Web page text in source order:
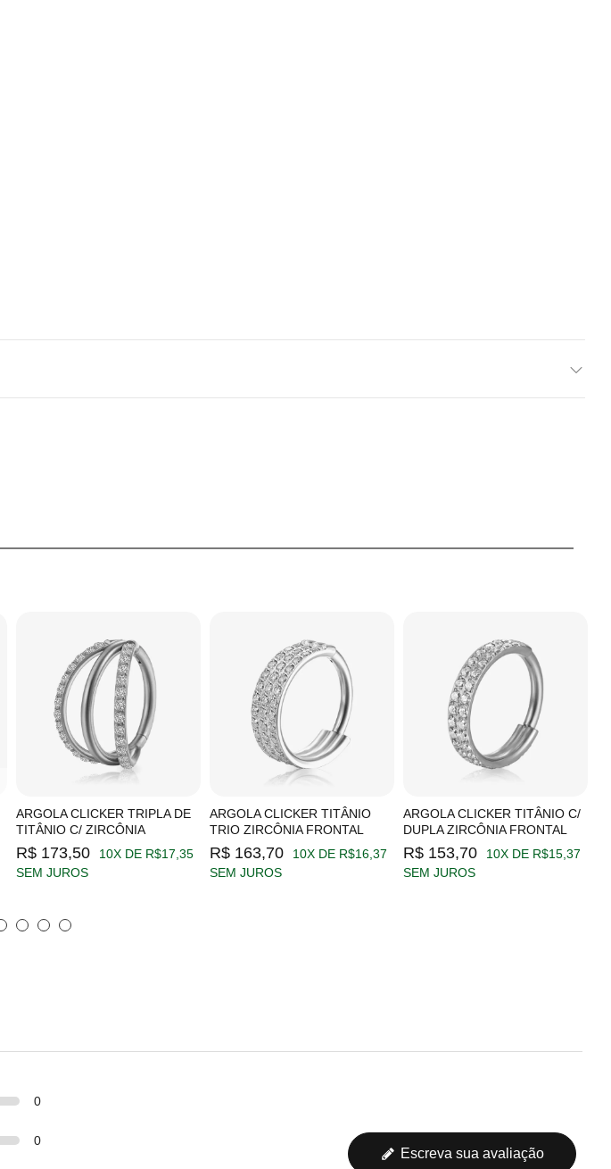
ARGOLA CLICKER TRIPLA DE
TITÂNIO C/ ZIRCÔNIA
R$ 173,50
10X DE R$17,35
SEM JUROS
ARGOLA CLICKER TITÂNIO
TRIO ZIRCÔNIA FRONTAL
R$ 163,70
10X DE R$16,37
SEM JUROS
ARGOLA CLICKER TITÂNIO C/
DUPLA ZIRCÔNIA FRONTAL
R$ 153,70
10X DE R$15,37
SEM JUROS
0
0
Escreva sua avaliação